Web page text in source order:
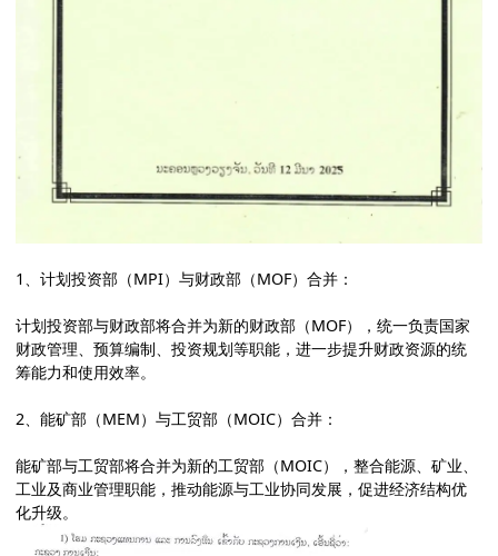
1、计划投资部（MPI）与财政部（MOF）合并：
计划投资部与财政部将合并为新的财政部（MOF），统一负责国家
财政管理、预算编制、投资规划等职能，进一步提升财政资源的统
筹能力和使用效率。
2、能矿部（MEM）与工贸部（MOIC）合并：
能矿部与工贸部将合并为新的工贸部（MOIC），整合能源、矿业、
工业及商业管理职能，推动能源与工业协同发展，促进经济结构优
化升级。